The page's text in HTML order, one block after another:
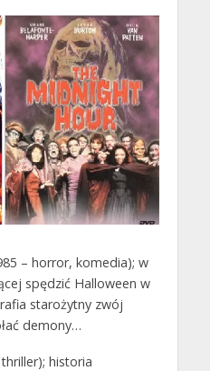
– horror, komedia); w
spędzić Halloween w
starożytny zwój
demony…
historia